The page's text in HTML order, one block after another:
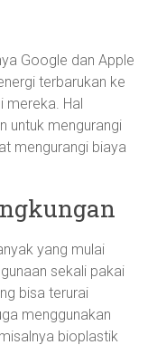
Google dan Apple
terbarukan ke
mereka. Hal
untuk mengurangi
mengurangi biaya
yang mulai
sekali pakai
bisa terurai
menggunakan
bioplastik